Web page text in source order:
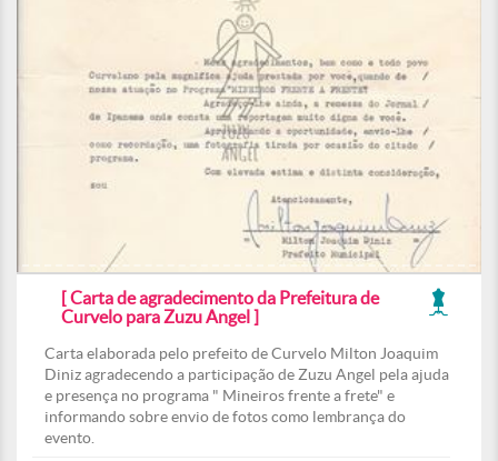
[ Carta de agradecimento da Prefeitura de
Curvelo para Zuzu Angel ]
Carta elaborada pelo prefeito de Curvelo Milton Joaquim
Diniz agradecendo a participação de Zuzu Angel pela ajuda
e presença no programa " Mineiros frente a frete" e
informando sobre envio de fotos como lembrança do
evento.